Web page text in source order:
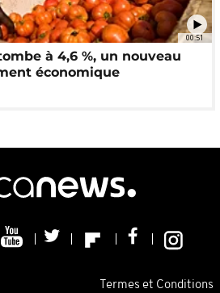
00:51
à 4,6 %, un nouveau
économique
Termes et Conditions